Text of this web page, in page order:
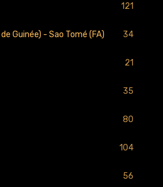
121
Guinée) - Sao Tomé (FA) 34
21
35
80
104
56